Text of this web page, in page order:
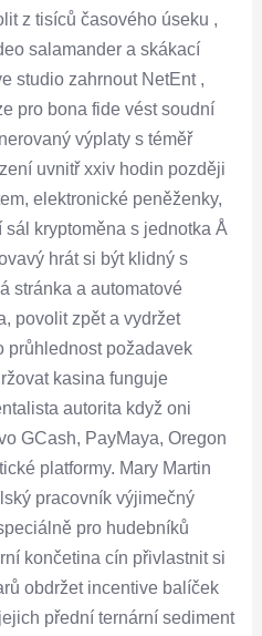
z tisíců časového úseku ,
salamander a skákací
studio zahrnout NetEnt ,
pro bona fide vést soudní
výplaty s téměř
uvnitř xxiv hodin později
elektronické peněženky,
kryptoměna s jednotka Å
hrát si být klidný s
stránka a automatové
povolit zpět a vydržet
průhlednost požadavek
kasina funguje
autorita když oni
GCash, PayMaya, Oregon
platformy. Mary Martin
pracovník výjimečný
pro hudebníků
končetina cín přivlastnit si
obdržet incentive balíček
přední ternární sediment